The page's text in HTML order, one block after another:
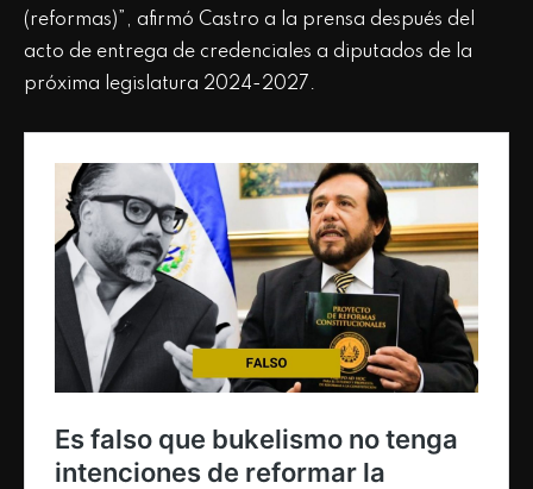
(reformas)”, afirmó Castro a la prensa después del
acto de entrega de credenciales a diputados de la
próxima legislatura 2024-2027.